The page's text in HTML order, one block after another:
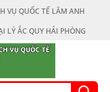
VỤ QUỐC TẾ LÂM ANH
LÝ ẮC QUY HẢI PHÒNG